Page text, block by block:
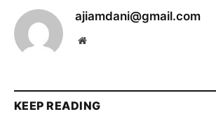
ajiamdani@gmail.com
Website
KEEP READING